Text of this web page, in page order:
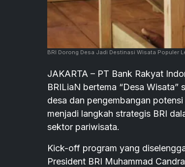
BRI Dorong Desa Jadi Destinasi Wisata Populer
JAKARTA – PT Bank Rakyat
BRILiaN bertema “Desa
desa dan pengembangan
menjadi langkah strategis BRI
sektor pariwisata.
Kick-off program yang
President BRI Muhammad